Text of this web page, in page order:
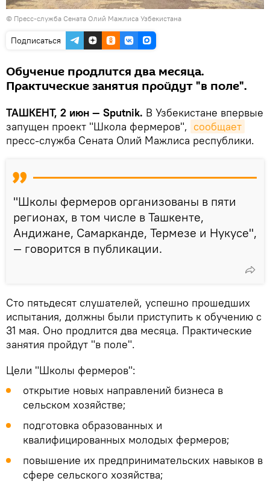
© Пресс-служба Сената Олий Мажлиса Узбекистана
Подписаться
Обучение продлится два месяца.
Практические занятия пройдут "в поле".
ТАШКЕНТ, 2 июн — Sputnik. В Узбекистане впервые
запущен проект "Школа фермеров", сообщает
пресс-служба Сената Олий Мажлиса республики.
"Школы фермеров организованы в пяти
регионах, в том числе в Ташкенте,
Андижане, Самарканде, Термезе и Нукусе",
— говорится в публикации.
Сто пятьдесят слушателей, успешно прошедших
испытания, должны были приступить к обучению с
31 мая. Оно продлится два месяца. Практические
занятия пройдут "в поле".
Цели "Школы фермеров":
открытие новых направлений бизнеса в
сельском хозяйстве;
подготовка образованных и
квалифицированных молодых фермеров;
повышение их предпринимательских навыков в
сфере сельского хозяйства;